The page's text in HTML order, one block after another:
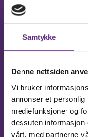
Samtykke
Denne nettsiden
Vi bruker
annonser et
mediefunksjoner og
dessuten informasjon
vårt, med partnerne
Løpende